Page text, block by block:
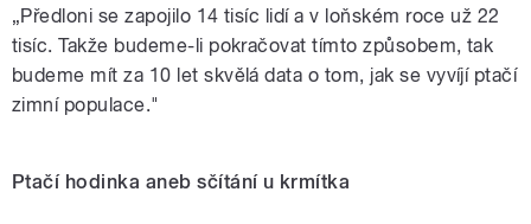
„Předloni se zapojilo 14 tisíc lidí a v loňském roce už 22
tisíc. Takže budeme-li pokračovat tímto způsobem, tak
budeme mít za 10 let skvělá data o tom, jak se vyvíjí ptačí
zimní populace."
Ptačí hodinka aneb sčítání u krmítka